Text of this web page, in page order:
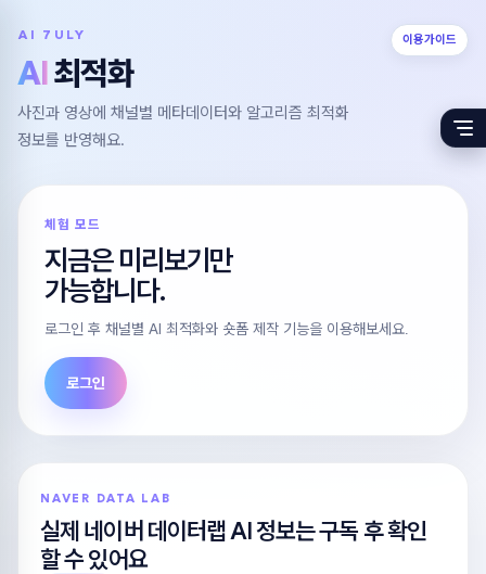
AI 7ULY
AI최적화
사진과 영상에 채널별 메타데이터와 알고리즘 최적화
정보를 반영해요.
이용가이드
체험 모드
지금은 미리보기만
가능합니다.
로그인 후 채널별 AI 최적화와 숏폼 제작 기능을 이용해보세요.
로그인
NAVER DATA LAB
실제 네이버 데이터랩 AI 정보는 구독 후 확인
할 수 있어요